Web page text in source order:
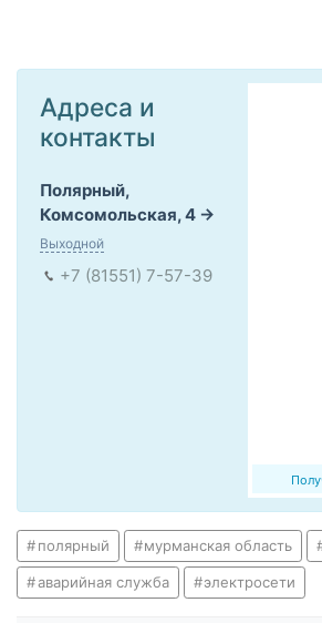
Адреса и
контакты
Полярный,
Комсомольская, 4
Выходной
+7 (81551) 7-57-39
полярный мурманская область
аварийная служба электросети